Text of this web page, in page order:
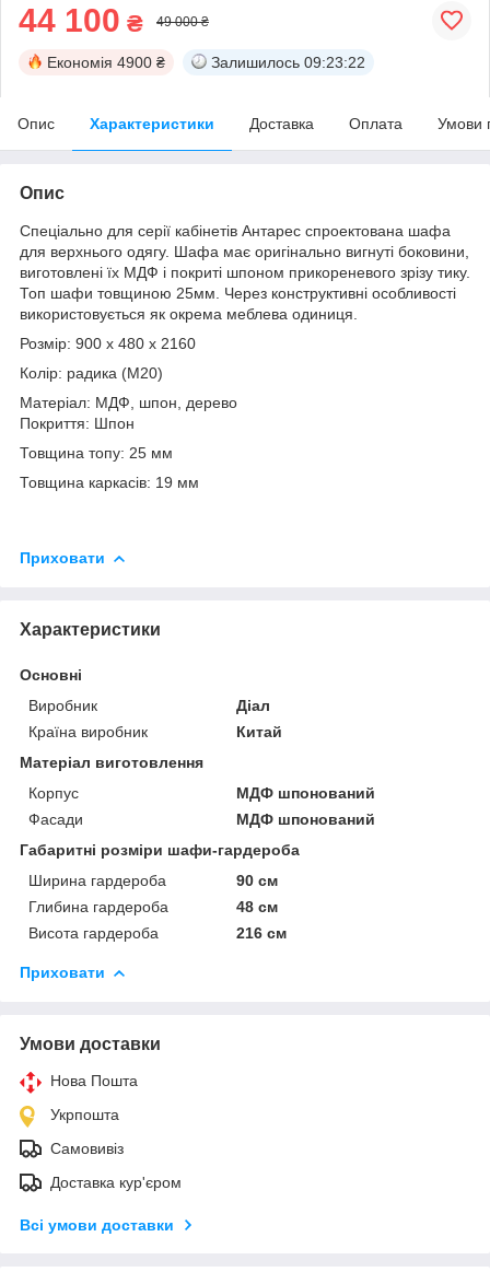
44 100 ₴ 49 000 ₴
Економія 4900 ₴ Залишилось 09:23:22
Опис Характеристики Доставка Оплата Умови
Опис
Спеціально для серії кабінетів Антарес спроектована шафа
для верхнього одягу. Шафа має оригінально вигнуті боковини,
виготовлені їх МДФ і покриті шпоном прикореневого зрізу тику.
Топ шафи товщиною 25мм. Через конструктивні особливості
використовується як окрема меблева одиниця.
Розмір: 900 х 480 х 2160
Колір: радика (М20)
Матеріал: МДФ, шпон, дерево
Покриття: Шпон
Товщина топу: 25 мм
Товщина каркасів: 19 мм
Приховати
Характеристики
Основні
Виробник
Діал
Країна виробник
Китай
Матеріал виготовлення
Корпус
МДФ шпонований
Фасади
МДФ шпонований
Габаритні розміри шафи-гардероба
Ширина гардероба
90 см
Глибина гардероба
48 см
Висота гардероба
216 см
Приховати
Умови доставки
Нова Пошта
Укрпошта
Самовивіз
Доставка кур'єром
Всі умови доставки